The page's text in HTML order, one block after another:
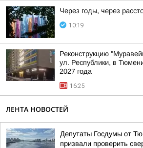
Через годы, через
10:19
Реконструкцию
ул. Республики, в
2027 года
16:25
ЛЕНТА НОВОСТЕЙ
Депутаты Госдумы от
призвали проверить